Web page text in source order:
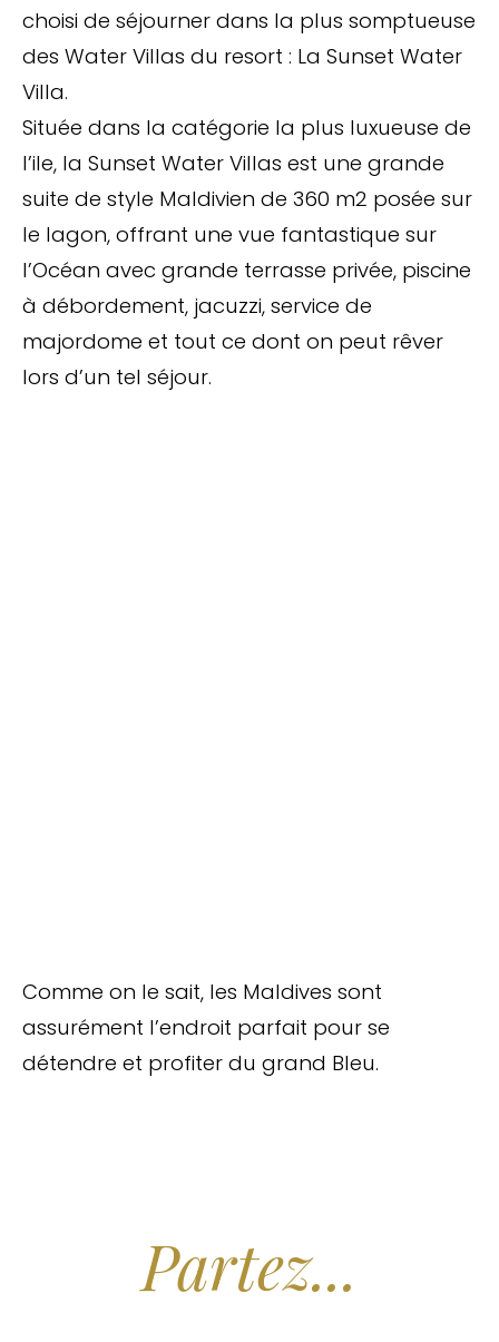
choisi de séjourner dans la plus somptueuse
des Water Villas du resort : La Sunset Water
Villa.
Située dans la catégorie la plus luxueuse de
l’ile, la Sunset Water Villas est une grande
suite de style Maldivien de 360 m2 posée sur
le lagon, offrant une vue fantastique sur
l’Océan avec grande terrasse privée, piscine
à débordement, jacuzzi, service de
majordome et tout ce dont on peut rêver
lors d’un tel séjour.
Comme on le sait, les Maldives sont
assurément l’endroit parfait pour se
détendre et profiter du grand Bleu.
Partez...